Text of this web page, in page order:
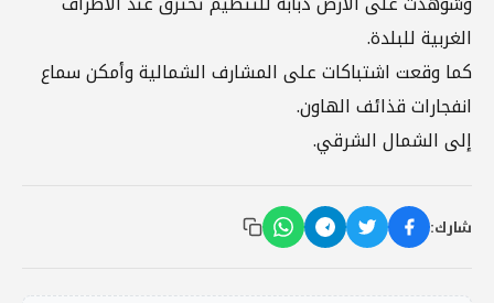
الغربية للبلدة.
كما وقعت اشتباكات على المشارف الشمالية وأمكن سماع
انفجارات قذائف الهاون.
إلى الشمال الشرقي.
شارك: